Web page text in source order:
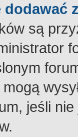
są
jeśli